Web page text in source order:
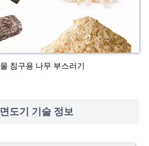
침구용 나무 부스러기
도기 기술 정보